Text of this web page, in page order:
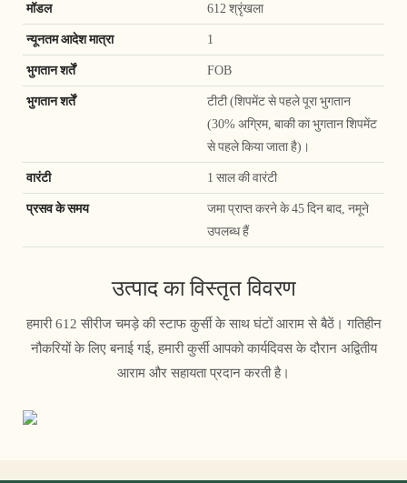
मॉडल 612 श्रृंखला
न्यूनतम आदेश मात्रा 1
भुगतान शर्तें FOB
भुगतान शर्तें
टीटी (शिपमेंट से पहले पूरा भुगतान
(30% अग्रिम, बाकी का भुगतान शिपमेंट
से पहले किया जाता है)।
वारंटी 1 साल की वारंटी
प्रसव के समय
जमा प्राप्त करने के 45 दिन बाद, नमूने
उपलब्ध हैं
उत्पाद का विस्तृत विवरण
हमारी 612 सीरीज चमड़े की स्टाफ कुर्सी के साथ घंटों आराम से बैठें। गतिहीन
नौकरियों के लिए बनाई गई, हमारी कुर्सी आपको कार्यदिवस के दौरान अद्वितीय
आराम और सहायता प्रदान करती है।